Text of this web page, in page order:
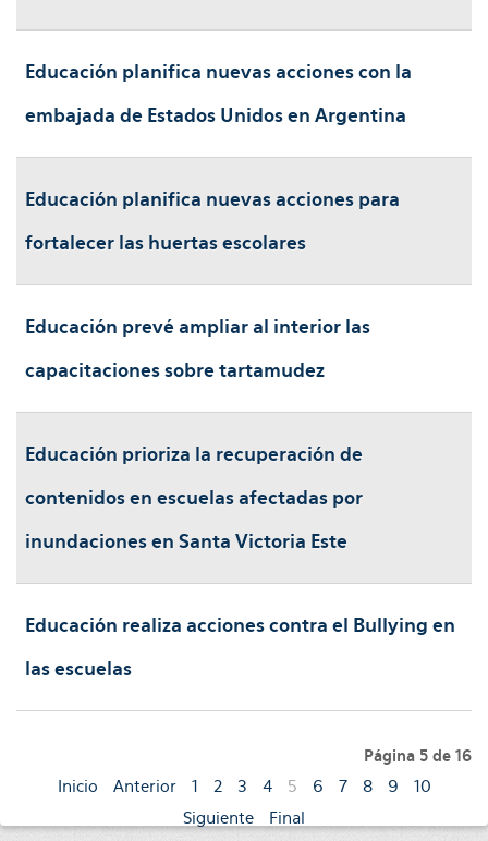
Educación planifica nuevas acciones con la
embajada de Estados Unidos en Argentina
Educación planifica nuevas acciones para
fortalecer las huertas escolares
Educación prevé ampliar al interior las
capacitaciones sobre tartamudez
Educación prioriza la recuperación de
contenidos en escuelas afectadas por
inundaciones en Santa Victoria Este
Educación realiza acciones contra el Bullying en
las escuelas
Página 5 de 16
Inicio Anterior 1 2 3 4 5 6 7 8 9
10
Siguiente
Final